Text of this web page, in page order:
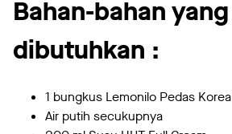
Bahan-bahan yang
dibutuhkan :
1 bungkus Lemonilo Pedas Korea
Air putih secukupnya